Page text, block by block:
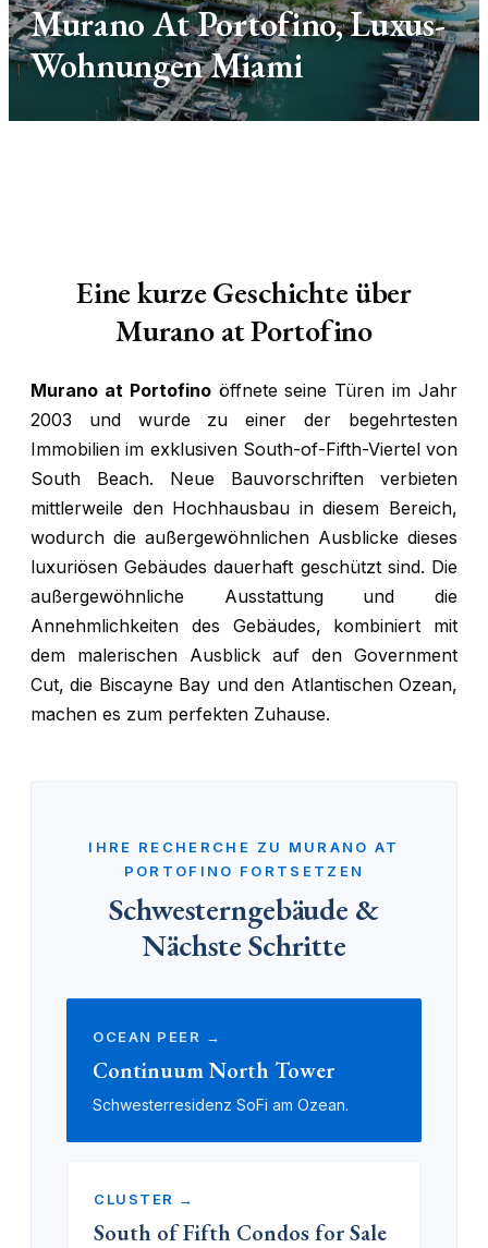
Murano At Portofino, Luxus-
Wohnungen Miami
Eine kurze Geschichte über
Murano at Portofino
Murano at Portofinoöffnete seine Türen im Jahr
2003 und wurde zu einer der begehrtesten
Immobilien im exklusiven South-of-Fifth-Viertel von
South Beach. Neue Bauvorschriften verbieten
mittlerweile den Hochhausbau in diesem Bereich,
wodurch die außergewöhnlichen Ausblicke dieses
luxuriösen Gebäudes dauerhaft geschützt sind. Die
außergewöhnliche Ausstattung und die
Annehmlichkeiten des Gebäudes, kombiniert mit
dem malerischen Ausblick auf den Government
Cut, die Biscayne Bay und den Atlantischen Ozean,
machen es zum perfekten Zuhause.
IHRE RECHERCHE ZU MURANO AT
PORTOFINO FORTSETZEN
Schwesterngebäude &
Nächste Schritte
OCEAN PEER →
Continuum North Tower
Schwesterresidenz SoFi am Ozean.
CLUSTER →
South of Fifth Condos for Sale